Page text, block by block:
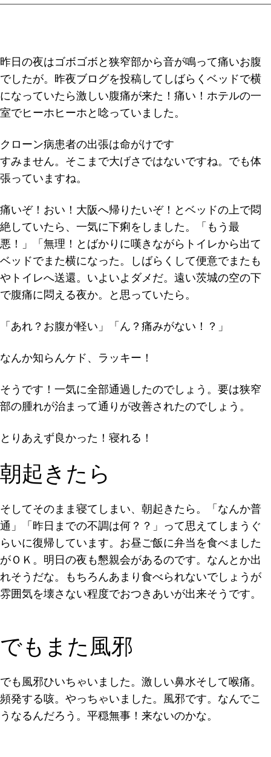
昨日の夜はゴボゴボと狭窄部から音が鳴って痛いお腹
でしたが。昨夜ブログを投稿してしばらくベッドで横
になっていたら激しい腹痛が来た！痛い！ホテルの一
室でヒーホヒーホと唸っていました。
クローン病患者の出張は命がけです
すみません。そこまで大げさではないですね。でも体
張っていますね。
痛いぞ！おい！大阪へ帰りたいぞ！とベッドの上で悶
絶していたら、一気に下痢をしました。「もう最
悪！」「無理！とばかりに嘆きながらトイレから出て
ベッドでまた横になった。しばらくして便意でまたも
やトイレへ送還。いよいよダメだ。遠い茨城の空の下
で腹痛に悶える夜か。と思っていたら。
「あれ？お腹が軽い」「ん？痛みがない！？」
なんか知らんケド、ラッキー！
そうです！一気に全部通過したのでしょう。 要は狭窄
部の腫れが治まって通りが改善されたのでしょう。
とりあえず良かった！寝れる！
朝起きたら
そしてそのまま寝てしまい、朝起きたら。「なんか普
通」「昨日までの不調は何？？」って思えてしまうぐ
らいに復帰しています。お昼ご飯に弁当を食べました
がＯＫ。明日の夜も懇親会があるのです。なんとか出
れそうだな。もちろんあまり食べられないでしょうが
雰囲気を壊さない程度でおつきあいが出来そうです。
でもまた風邪
でも風邪ひいちゃいました。激しい鼻水そして喉痛。
頻発する咳。やっちゃいました。風邪です。なんでこ
うなるんだろう。平穏無事！来ないのかな。